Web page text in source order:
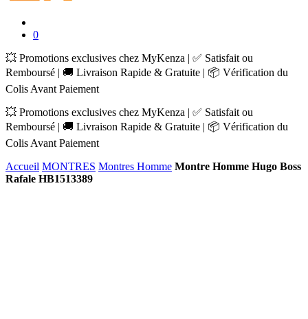
0
💥 Promotions exclusives chez MyKenza | ✅ Satisfait ou
Remboursé | 🚚 Livraison Rapide & Gratuite | 📦 Vérification du
Colis Avant Paiement
💥 Promotions exclusives chez MyKenza | ✅ Satisfait ou
Remboursé | 🚚 Livraison Rapide & Gratuite | 📦 Vérification du
Colis Avant Paiement
Accueil MONTRES Montres Homme Montre Homme Hugo Boss
Rafale HB1513389